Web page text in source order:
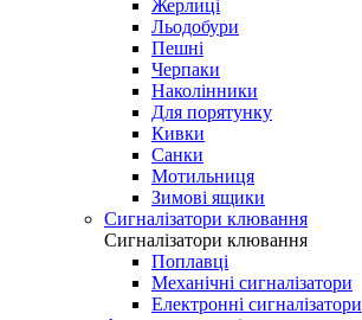
Жерлиці
Льодобури
Пешні
Черпаки
Наколінники
Для порятунку
Кивки
Санки
Мотильниця
Зимові ящики
Сигналізатори клювання
Сигналізатори клювання
Поплавці
Механічні сигналізатори
Електронні сигналізатори